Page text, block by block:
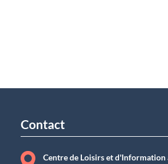
Contact
Centre de Loisirs et d'Information